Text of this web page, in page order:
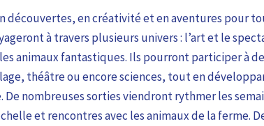
découvertes, en créativité et en aventures pour
à travers plusieurs univers : l’art et le
animaux fantastiques. Ils pourront participer à
théâtre ou encore sciences, tout en
nombreuses sorties viendront rythmer les
et rencontres avec les animaux de la ferme.